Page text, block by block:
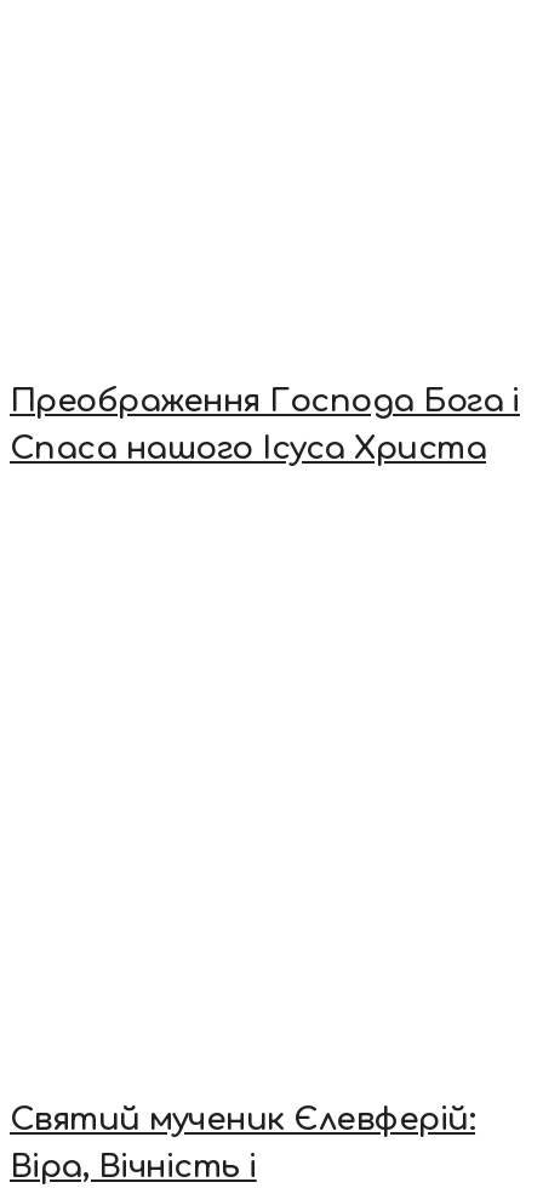
Преображення Господа Бога і
Спаса нашого Ісуса Христа
Святий мученик Єлевферій:
Віра, Вічність і